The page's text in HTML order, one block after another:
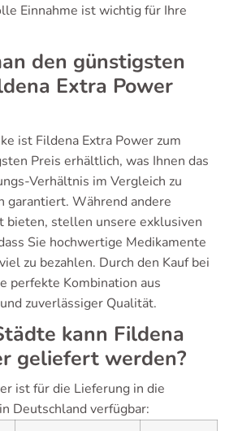
Einnahme ist wichtig für Ihre
den günstigsten
Extra Power
ist Fildena Extra Power zum
Preis erhältlich, was Ihnen das
Verhältnis im Vergleich zu
garantiert. Während andere
bieten, stellen unsere exklusiven
Sie hochwertige Medikamente
zu bezahlen. Durch den Kauf bei
perfekte Kombination aus
zuverlässiger Qualität.
kann Fildena
geliefert werden?
ist für die Lieferung in die
Deutschland verfügbar: